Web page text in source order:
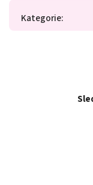
Kategorie: